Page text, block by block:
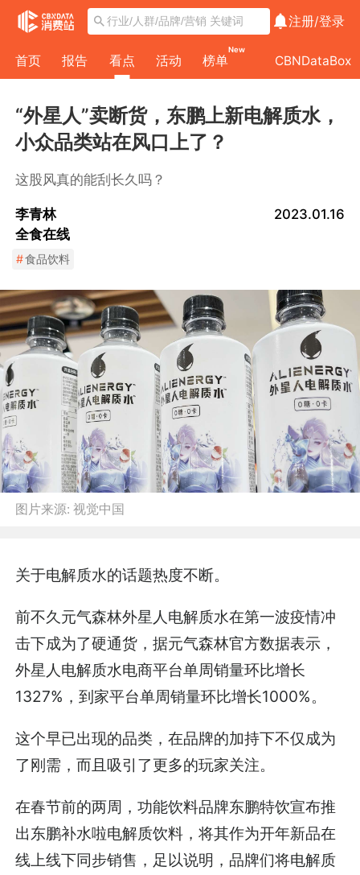
注册/登录
首页 报告 看点 活动 榜单
New
CBNDataBox
“外星人”卖断货，东鹏上新电解质水，
小众品类站在风口上了？
这股风真的能刮长久吗？
李青林
全食在线
2023.01.16
#食品饮料
图片来源:视觉中国
关于电解质水的话题热度不断。
前不久元气森林外星人电解质水在第一波疫情冲
击下成为了硬通货，据元气森林官方数据表示，
外星人电解质水电商平台单周销量环比增长
1327%，到家平台单周销量环比增长1000%。
这个早已出现的品类，在品牌的加持下不仅成为
了刚需，而且吸引了更多的玩家关注。
在春节前的两周，功能饮料品牌东鹏特饮宣布推
出东鹏补水啦电解质饮料，将其作为开年新品在
线上线下同步销售，足以说明，品牌们将电解质